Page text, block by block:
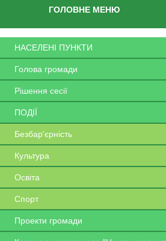
ГОЛОВНЕ МЕНЮ
НАСЕЛЕНІ ПУНКТИ
Голова громади
Рішення сесії
ПОДІЇ
Безбар'єрність
Культура
Освіта
Спорт
Проекти громади